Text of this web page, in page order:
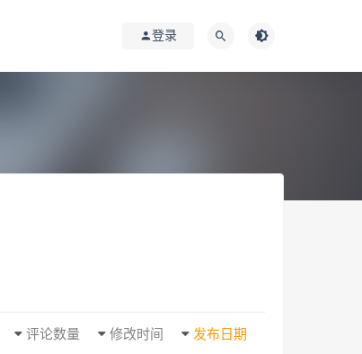
登录
发布日期
修改时间
评论数量